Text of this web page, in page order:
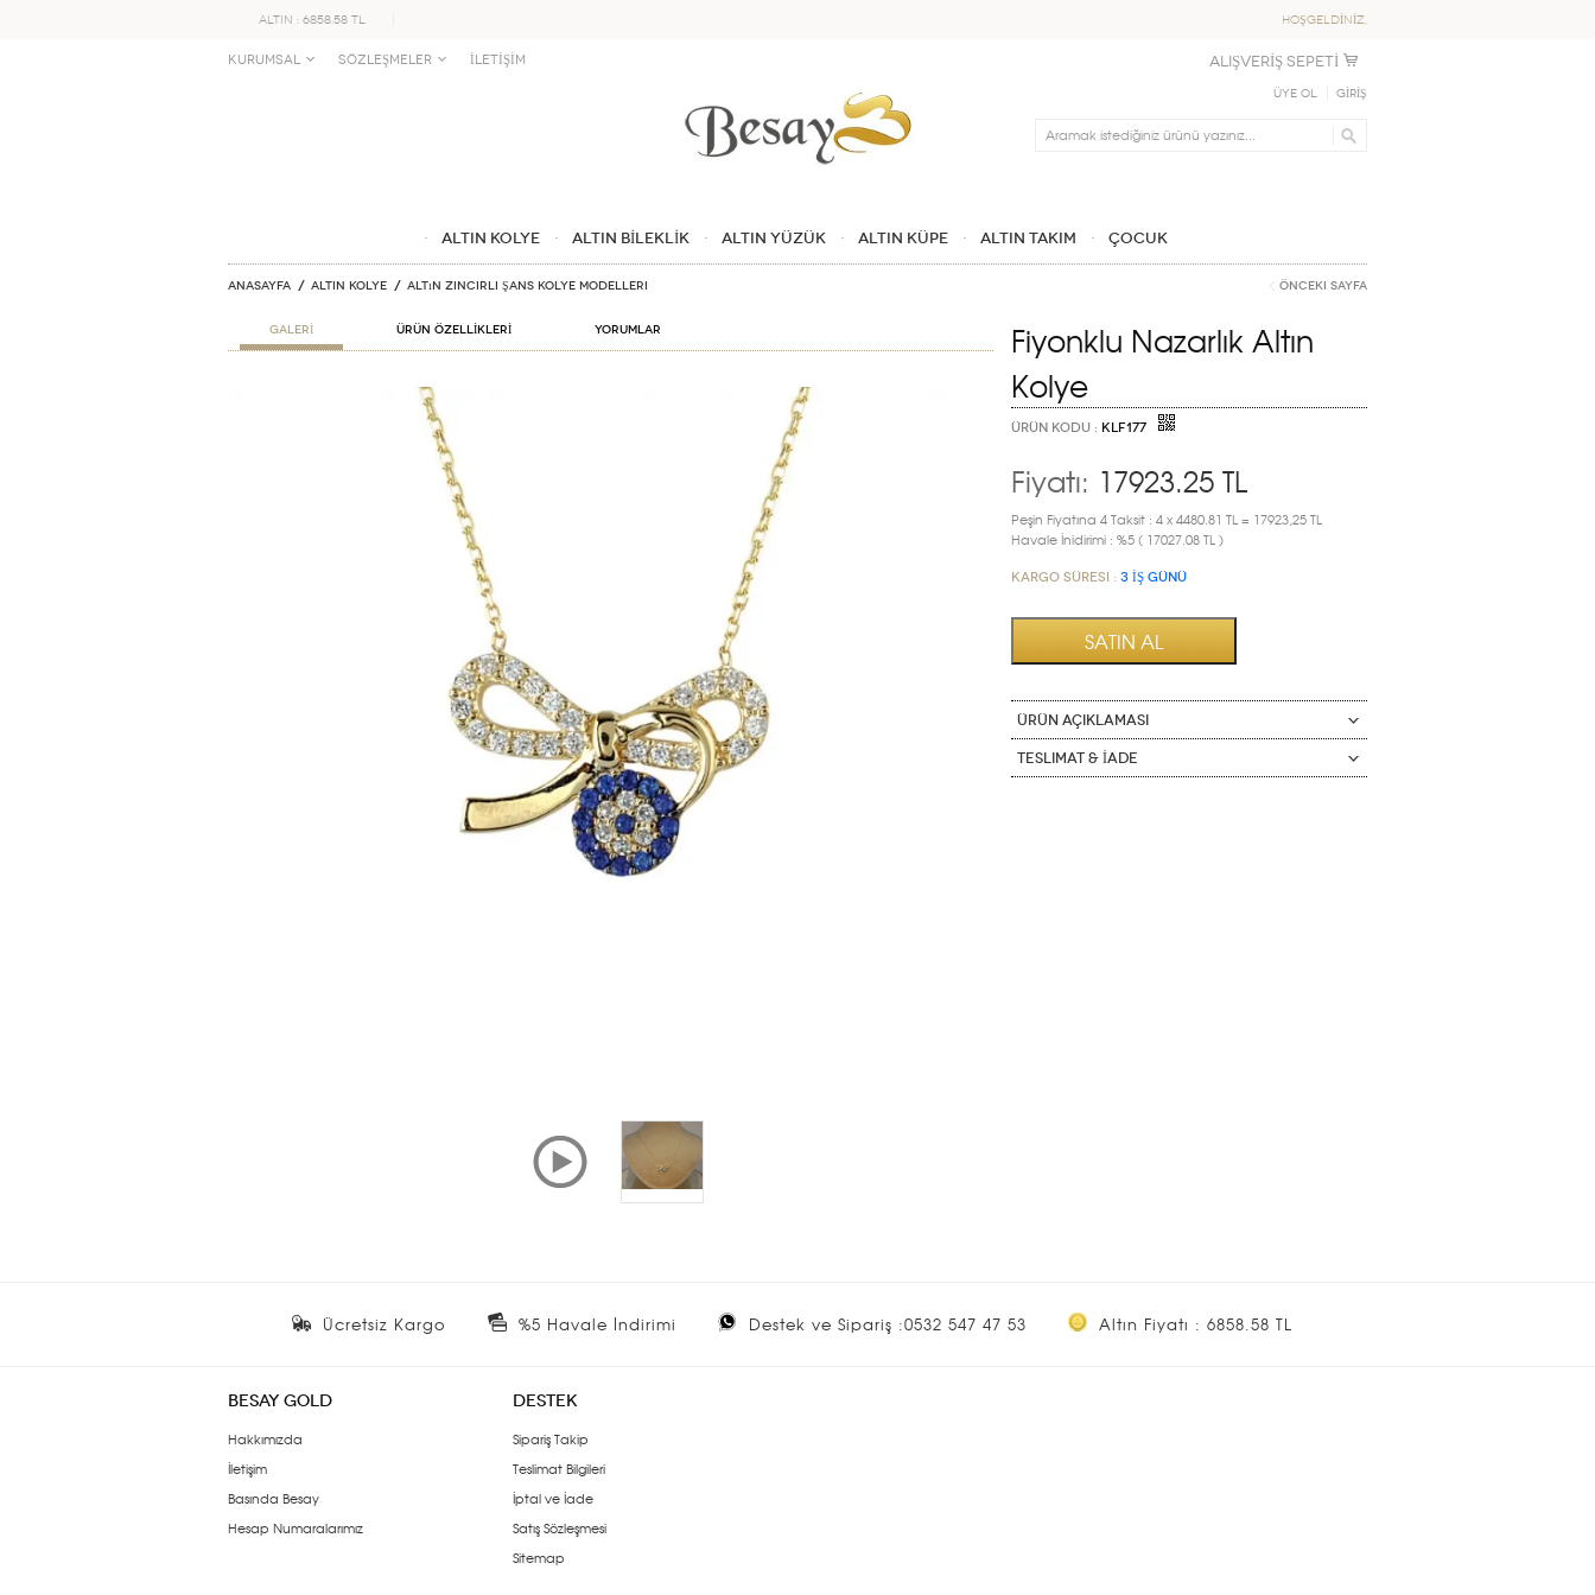
ALTIN : 6858.58 TL HOŞGELDİNİZ,
KURUMSAL SÖZLEŞMELER İLETİŞİM ALIŞVERİŞ SEPETİ
Üye Ol GİRİŞ
Ara
ALTIN KOLYE ALTIN BİLEKLİK ALTIN YÜZÜK ALTIN KÜPE ALTIN TAKIM ÇOCUK
Anasayfa ALTIN KOLYE Altın Zincirli Şans Kolye Modelleri Önceki Sayfa
GALERİ ÜRÜN ÖZELLİKLERİ Yorumlar
Fiyonklu Nazarlık Altın
Kolye
ÜRÜN KODU : KLF177
Fiyatı: 17923.25 TL
Peşin Fiyatına 4 Taksit : 4 x 4480.81 TL = 17923,25 TL
Havale İnidirimi : %5 ( 17027.08 TL )
Kargo Süresi : 3 İŞ GÜNÜ
ÜRÜN AÇIKLAMASI
Teslimat & İade
Ücretsiz Kargo %5 Havale İndirimi Destek ve Sipariş :0532 547 47 53 Altın Fiyatı : 6858.58 TL
BESAY GOLD
Hakkımızda
İletişim
Basında Besay
Hesap Numaralarımız
DESTEK
Sipariş Takip
Teslimat Bilgileri
İptal ve İade
Satış Sözleşmesi
Sitemap